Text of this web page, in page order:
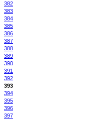
382
383
384
385
386
387
388
389
390
391
392
393
394
395
396
397